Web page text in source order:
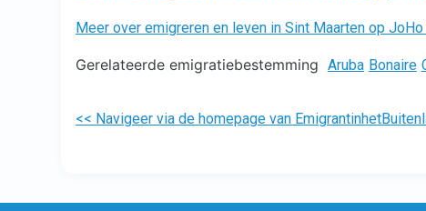
Meer over emigreren en leven in Sint Maarten op
Gerelateerde emigratiebestemming Aruba Bonaire
<< Navigeer via de homepage van